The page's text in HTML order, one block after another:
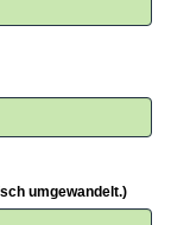
umgewandelt.)